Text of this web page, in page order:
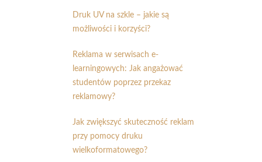
Druk UV na szkle – jakie są
możliwości i korzyści?
Reklama w serwisach e-
learningowych: Jak angażować
studentów poprzez przekaz
reklamowy?
Jak zwiększyć skuteczność reklam
przy pomocy druku
wielkoformatowego?